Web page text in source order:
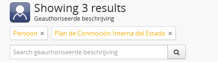
Showing 3 results
Geauthoriseerde beschrijving
Persoon Plan de Conmoción Interna del Estado